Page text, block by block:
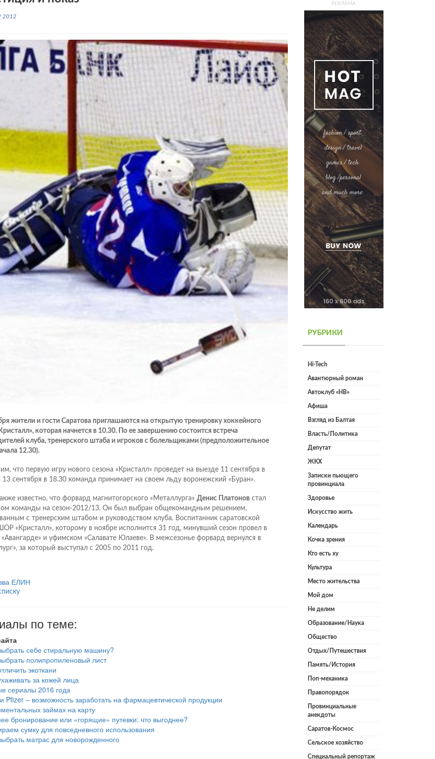
жители и гости Саратова приглашаются на открытую тренировку хоккейного
которая начнется в 10.30. По ее завершению состоится встреча
клуба, тренерского штаба и игроков с болельщиками (предположительное
12.30).
что первую игру нового сезона «Кристалл» проведет на выезде 11 сентября в
13 сентября в 18.30 команда принимает на своем льду воронежский «Буран».
известно, что форвард магнитогорского «Металлурга» Денис Платоновстал
команды на сезон-2012/13. Он был выбран общекомандным решением,
с тренерским штабом и руководством клуба. Воспитанник саратовской
«Кристалл», которому в ноябре исполнится 31 год, минувший сезон провел в
и уфимском «Салавате Юлаеве». В межсезонье форвард вернулся в
за который выступал с 2005 по 2011 год.
ЕЛИН
по теме:
себе стиральную машину?
полипропиленовый лист
экоткани
за кожей лица
сериалы 2016 года
Pfizer – возможность заработать на фармацевтической продукции
займах на карту
бронирование или «горящие» путевки: что выгоднее?
сумку для повседневного использования
матрас для новорожденного
РЕКЛАМА
РУБРИКИ
Hi-Tech
Авантюрный роман
Автоклуб «НВ»
Афиша
Взгляд из Балтая
Власть/Политика
Депутат
ЖКХ
Записки пьющего
провинциала
Здоровье
Искусство жить
Календарь
Кочка зрения
Кто есть ху
Культура
Место жительства
Мой дом
Не делим
Образование/Наука
Общество
Отдых/Путешествия
Память/История
Поп-механика
Правопорядок
Провинциальные
анекдоты
Саратов-Космос
Сельское хозяйство
Специальный репортаж